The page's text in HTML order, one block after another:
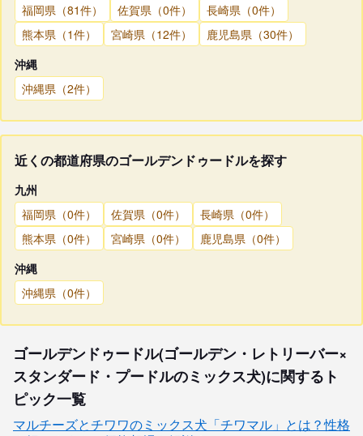
福岡県（81件）
佐賀県（0件）
長崎県（0件）
熊本県（1件）
宮崎県（12件）
鹿児島県（30件）
沖縄
沖縄県（2件）
近くの都道府県のゴールデンドゥードルを探す
九州
福岡県（0件）
佐賀県（0件）
長崎県（0件）
熊本県（0件）
宮崎県（0件）
鹿児島県（0件）
沖縄
沖縄県（0件）
ゴールデンドゥードル(ゴールデン・レトリーバー×
スタンダード・プードルのミックス犬)に関するト
ピック一覧
マルチーズとチワワのミックス犬「チワマル」とは？性格